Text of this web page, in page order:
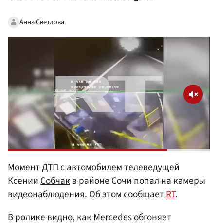
Анна Светлова
Момент ДТП с автомобилем телеведущей
КсенииСобчакв районе Сочи попал на камеры
видеонаблюдения. Об этом сообщаетRT.
В ролике видно, как Mercedes обгоняет